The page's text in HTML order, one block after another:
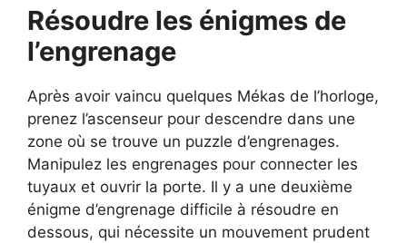
Résoudre les énigmes de
l’engrenage
Après avoir vaincu quelques Mékas de l’horloge,
prenez l’ascenseur pour descendre dans une
zone où se trouve un puzzle d’engrenages.
Manipulez les engrenages pour connecter les
tuyaux et ouvrir la porte. Il y a une deuxième
énigme d’engrenage difficile à résoudre en
dessous, qui nécessite un mouvement prudent